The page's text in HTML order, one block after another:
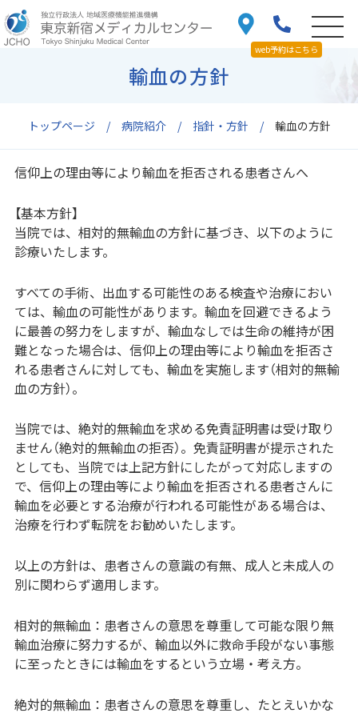
web予約はこちら
トップページ 病院紹介 指針・方針 輸血の方針
輸血の方針
信仰上の理由等により輸血を拒否される患者さんへ
【基本方針】
当院では、相対的無輸血の方針に基づき、以下のように
診療いたします。
すべての手術、出血する可能性のある検査や治療におい
ては、輸血の可能性があります。輸血を回避できるよう
に最善の努力をしますが、輸血なしでは生命の維持が困
難となった場合は、信仰上の理由等により輸血を拒否さ
れる患者さんに対しても、輸血を実施します（相対的無輸
血の方針）。
当院では、絶対的無輸血を求める免責証明書は受け取り
ません（絶対的無輸血の拒否）。免責証明書が提示された
としても、当院では上記方針にしたがって対応しますの
で、信仰上の理由等により輸血を拒否される患者さんに
輸血を必要とする治療が行われる可能性がある場合は、
治療を行わず転院をお勧めいたします。
以上の方針は、患者さんの意識の有無、成人と未成人の
別に関わらず適用します。
相対的無輸血：患者さんの意思を尊重して可能な限り無
輸血治療に努力するが、輸血以外に救命手段がない事態
に至ったときには輸血をするという立場・考え方。
絶対的無輸血：患者さんの意思を尊重し、たとえいかな